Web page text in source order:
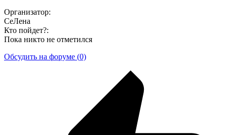
Организатор:
СеЛена
Кто пойдет?:
Пока никто не отметился
Обсудить на форуме (0)